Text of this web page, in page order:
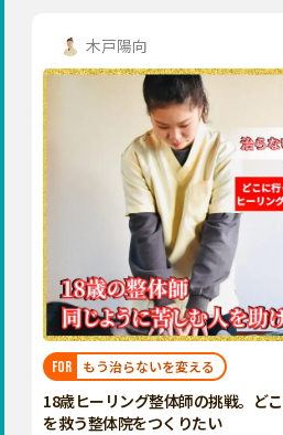
新潟 富山
長野
岐阜 静岡 愛知
近畿
三重 滋賀 京都 大阪
奈良
和歌山
中国
鳥取 島根 岡山 広島
徳島 香川 愛媛
九州・沖縄
福岡 佐賀 長崎
宮崎
鹿児島 沖縄
木戸陽向
FOR もう治らないを変える
18歳ヒーリング整体師の挑戦。ど
を救う整体院をつくりたい